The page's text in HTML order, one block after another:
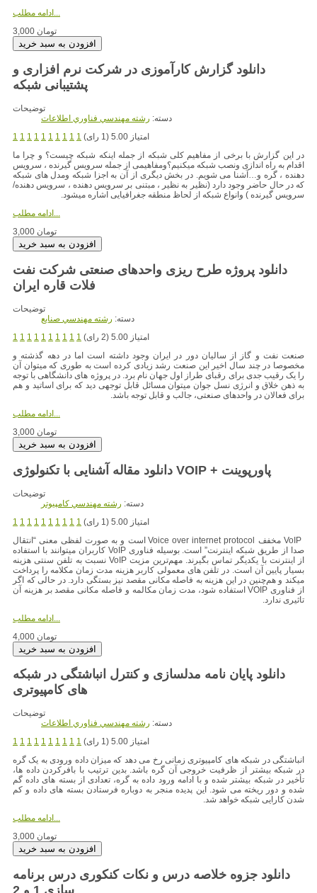
ادامه مطلب...
3,000 تومان
دانلود گزارش کارآموزی در شرکت نرم افزاری و
پشتیبانی شبکه
توضیحات
دسته: رشته مهندسي فناوري اطلاعات
1 1 1 1 1 1 1 1 1 1
امتیاز 5.00 (1 رای)
در این گزارش با برخی از مفاهیم کلی شبکه از جمله اینکه شبکه چیست؟ و چرا ما
اقدام به راه اندازی ونصب شبکه میکنیم؟ومفاهیمی از جمله سرویس گیرنده ، سرویس
دهنده ، گره و…آشنا می شویم. در بخش دیگری از آن به اجزا شبکه ومدل های شبکه
که در حال حاضر وجود دارد (نظیر به نظیر ، مبتنی بر سرویس دهنده ، سرویس دهنده/
سرویس گیرنده ) وانواع شبکه از لحاظ منطقه جغرافیایی اشاره میشود.
3,000 تومان
دانلود پروژه طرح ریزی واحدهای صنعتی شرکت نفت
فلات قاره ایران
توضیحات
دسته: رشته مهندسي صنايع
1 1 1 1 1 1 1 1 1 1
امتیاز 5.00 (2 رای)
صنعت نفت و گاز از سالیان دور در ایران وجود داشته است اما در دهه گذشته و
مخصوصا در چند سال اخیر این صنعت رشد زیادی کرده است به طوری که میتوان آن
را یک رقیب جدی برای رقبای طراز اول جهان نام برد. در پروژه های دانشگاهی با توجه
به ذهن خلاق و انرژی نسل جوان میتوان مسائل قابل توجهی دید که برای اساتید و هم
برای فعالان در واحدهای صنعتی، جالب و قابل توجه باشد.
3,000 تومان
دانلود مقاله آشنایی با تکنولوژی VOIP + پاورپوینت
توضیحات
دسته: رشته مهندسي کامپيوتر
1 1 1 1 1 1 1 1 1 1
امتیاز 5.00 (1 رای)
VoIP مخفف Voice over internet protocol است و به صورت لفظی معنی “انتقال
صدا از طریق شبکه اینترنت” است. بوسیله فناوری VoIP کاربران میتوانند با استفاده
از اینترنت با یکدیگر تماس بگیرند. مهم‌ترین مزیت VoIP نسبت به تلفن سنتی هزینه
بسیار پایین آن است. در تلفن های معمولی کاربر هزینه مدت زمان مکلامه را پرداخت
میکند و هم‌چنین در این هزینه به فاصله مکانی مقصد نیز بستگی دارد. در حالی که اگر
از فناوری VOIP استفاده شود، مدت زمان مکالمه و فاصله مکانی مقصد بر هزینه آن
تاثیری ندارد.
4,000 تومان
دانلود پایان نامه مدلسازی و کنترل انباشتگی در شبکه
توضیحات
دسته: رشته مهندسي فناوري اطلاعات
1 1 1 1 1 1 1 1 1 1
امتیاز 5.00 (1 رای)
انباشتگی در شبکه های کامپیوتری زمانی رخ می دهد که میزان داده ورودی به یک گره
در شبکه بیشتر از ظرفیت خروجی آن گره باشد. بدین ترتیب با بافرکردن داده ها،
تأخیر در شبکه بیشتر شده و با ادامه ورود داده به گره، تعدادی از بسته های داده گم
شده و دور ریخته می شود. این پدیده منجر به دوباره فرستادن بسته های داده و کم
شدن کارایی شبکه خواهد شد.
ادامه مطلب...
3,000 تومان
دانلود جزوه خلاصه درس و نکات کنکوری درس برنامه